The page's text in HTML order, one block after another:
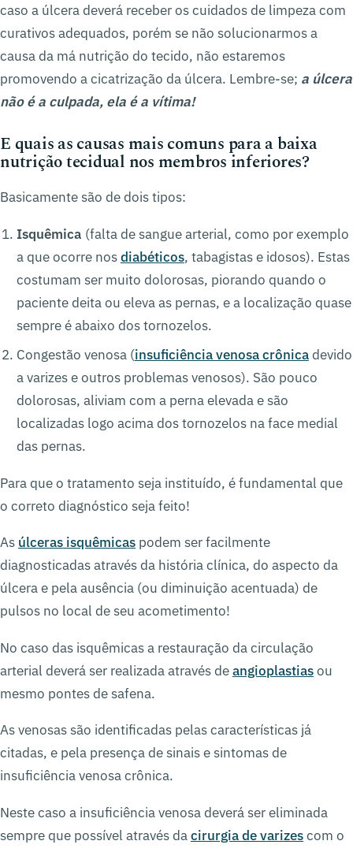
caso a úlcera deverá receber os cuidados de limpeza com
curativos adequados, porém se não solucionarmos a
causa da má nutrição do tecido, não estaremos
promovendo a cicatrização da úlcera. Lembre-se; a úlcera
não é a culpada, ela é a vítima!
E quais as causas mais comuns para a baixa
nutrição tecidual nos membros inferiores?
Basicamente são de dois tipos:
Isquêmica (falta de sangue arterial, como por exemplo
a que ocorre nosdiabéticos, tabagistas e idosos). Estas
costumam ser muito dolorosas, piorando quando o
paciente deita ou eleva as pernas, e a localização quase
sempre é abaixo dos tornozelos.
Congestão venosa (insuficiência venosa crônicadevido
a varizes e outros problemas venosos). São pouco
dolorosas, aliviam com a perna elevada e são
localizadas logo acima dos tornozelos na face medial
das pernas.
Para que o tratamento seja instituído, é fundamental que
o correto diagnóstico seja feito!
As úlceras isquêmicas podem ser facilmente
diagnosticadas através da história clínica, do aspecto da
úlcera e pela ausência (ou diminuição acentuada) de
pulsos no local de seu acometimento!
No caso das isquêmicas a restauração da circulação
arterial deverá ser realizada através deangioplastiasou
mesmo pontes de safena.
As venosas são identificadas pelas características já
citadas, e pela presença de sinais e sintomas de
insuficiência venosa crônica.
Neste caso a insuficiência venosa deverá ser eliminada
sempre que possível através dacirurgia de varizescom o